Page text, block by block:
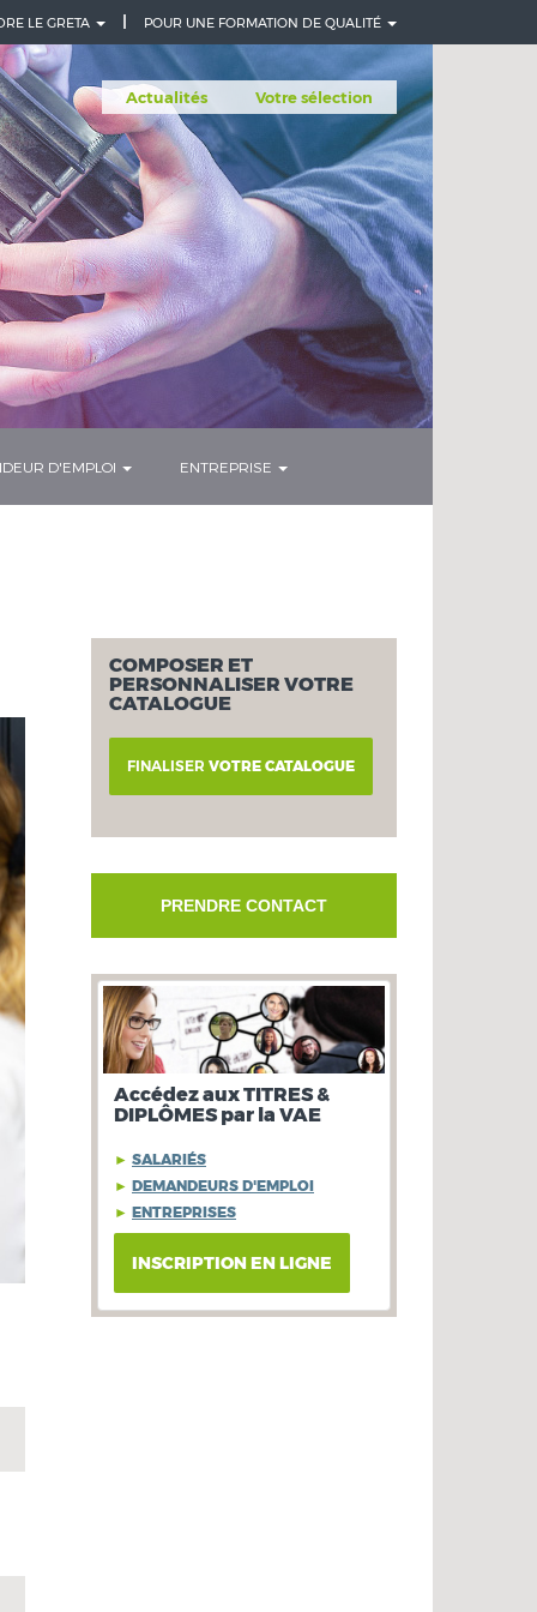
POUR UNE FORMATION DE QUALITÉ
LE GRETA
Actualités Votre sélection
D'EMPLOI ENTREPRISE
COMPOSER ET
PERSONNALISER VOTRE
CATALOGUE
FINALISER VOTRE CATALOGUE
PRENDRE CONTACT
Accédez aux TITRES &
DIPLÔMES par la VAE
► SALARIÉS
► DEMANDEURS D'EMPLOI
► ENTREPRISES
INSCRIPTION EN LIGNE